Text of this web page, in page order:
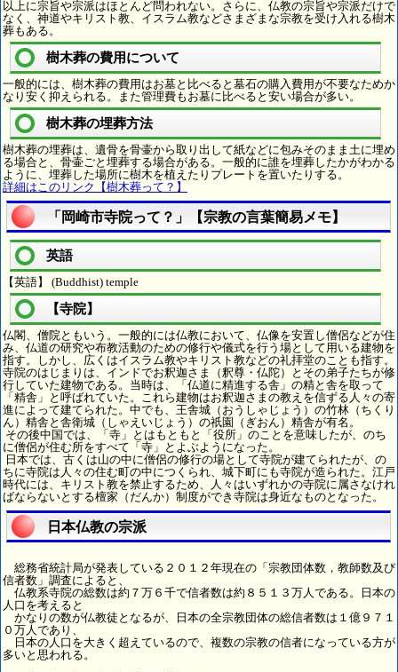
以上に宗旨や宗派はほとんど問われない。さらに、仏教の宗旨や宗派だけで
なく、神道やキリスト教、イスラム教などさまざまな宗教を受け入れる樹木
葬もある。
樹木葬の費用について
一般的には、樹木葬の費用はお墓と比べると墓石の購入費用が不要なためか
なり安く抑えられる。また管理費もお墓に比べると安い場合が多い。
樹木葬の埋葬方法
樹木葬の埋葬は、遺骨を骨壷から取り出して紙などに包みそのまま土に埋め
る場合と、骨壷ごと埋葬する場合がある。一般的に誰を埋葬したかがわかる
ように、埋葬した場所に樹木を植えたりプレートを置いたりする。
詳細はこのリンク【樹木葬って？】
「岡崎市寺院って？」【宗教の言葉簡易メモ】
英語
【英語】 (Buddhist) temple
【寺院】
仏閣、僧院ともいう。一般的には仏教において、仏像を安置し僧侶などが住
み、仏道の研究や布教活動のための修行や儀式を行う場として用いる建物を
指す。しかし、広くはイスラム教やキリスト教などの礼拝堂のことも指す。
寺院のはじまりは、インドでお釈迦さま（釈尊・仏陀）とその弟子たちが修
行していた建物である。当時は、「仏道に精進する舎」の精と舎を取って
「精舎」と呼ばれていた。これら建物はお釈迦さまの教えを信ずる人々の寄
進によって建てられた。中でも、王舎城（おうしゃじょう）の竹林（ちくり
ん）精舎と舎衛城（しゃえいじょう）の祇園（ぎおん）精舎が有名。
その後中国では、「寺」とはもともと「役所」のことを意味したが、のち
に僧侶が住む所をすべて「寺」とよぶようになった。
日本では、古くは山の中に僧侶の修行の場として寺院が建てられたが、の
ちに寺院は人々の住む町の中につくられ、城下町にも寺院が造られた。江戸
時代には、キリスト教を禁止するため、人々はいずれかの寺院に属さなけれ
ばならないとする檀家（だんか）制度ができ寺院は身近なものとなった。
日本仏教の宗派
総務省統計局が発表している２０１２年現在の「宗教団体数，教師数及び
信者数」調査によると、
仏教系寺院の総数は約７万６千で信者数は約８５１３万人である。日本の
人口を考えると
かなりの数が仏教徒となるが、日本の全宗教団体の総信者数は１億９７１
０万人であり、
日本の人口を大きく超えているので、複数の宗教の信者になっている方が
多いと思われる。